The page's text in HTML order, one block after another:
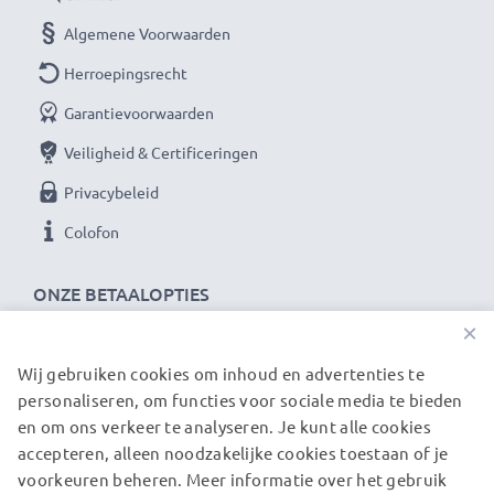
waar het bij hoogwaardige producten op aankomt.
Daarom verlenen wij een garantie van 36 maanden!
ONZE BETAALOPTIES
Algemene Voorwaarden
Herroepingsrecht
Garantievoorwaarden
Veiligheid & Certificeringen
Privacybeleid
Colofon
ONZE VERZENDPARTNERS
© subtel.nl 2026
Alle prijzen zijn inclusief btw en exclusief verzendkosten.
×
Wij gebruiken cookies om inhoud en advertenties te
personaliseren, om functies voor sociale media te bieden
en om ons verkeer te analyseren. Je kunt alle cookies
accepteren, alleen noodzakelijke cookies toestaan of je
voorkeuren beheren. Meer informatie over het gebruik